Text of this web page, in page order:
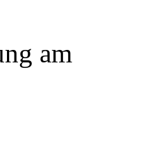
am